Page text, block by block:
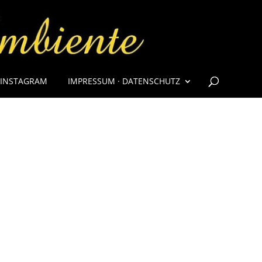
INSTAGRAM IMPRESSUM · DATENSCHUTZ